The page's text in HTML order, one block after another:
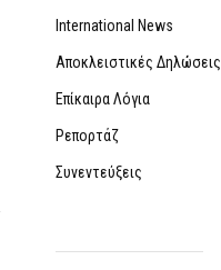
International News
Αποκλειστικές Δηλώσεις
Επίκαιρα Λόγια
Ρεπορτάζ
Συνεντεύξεις